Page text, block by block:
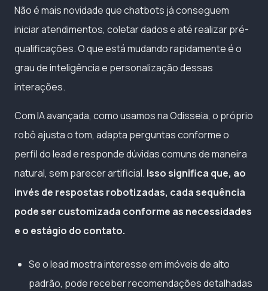
Não é mais novidade que chatbots já conseguem
iniciar atendimentos, coletar dados e até realizar pré-
qualificações. O que está mudando rapidamente é o
grau de inteligência e personalização dessas
interações.
Com IA avançada, como usamos na Odisseia, o próprio
robô ajusta o tom, adapta perguntas conforme o
perfil do lead e responde dúvidas comuns de maneira
natural, sem parecer artificial. Isso significa que, ao
invés de respostas robotizadas, cada sequência
pode ser customizada conforme as necessidades
e o estágio do contato.
Se o lead mostra interesse em imóveis de alto
padrão, pode receber recomendações detalhadas